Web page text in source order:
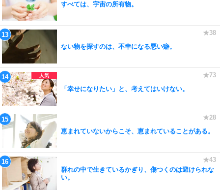
すべては、宇宙の所有物。
ない物を探すのは、不幸になる悪い癖。
「幸せになりたい」と、考えてはいけない。
恵まれていないからこそ、恵まれていることがある。
群れの中で生きているかぎり、傷つくのは避けられな
い。